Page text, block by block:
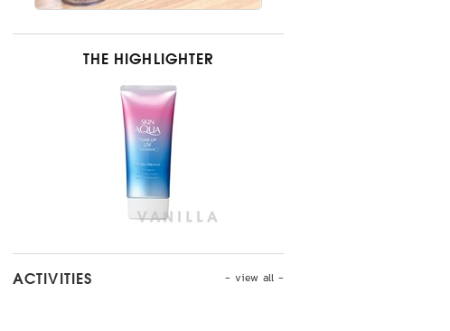
THE HIGHLIGHTER
- view all -
ACTIVITIES